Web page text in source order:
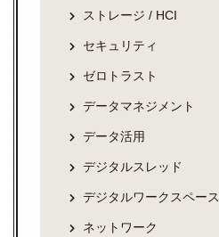
ストレージ / HCI
セキュリティ
ゼロトラスト
データマネジメント
データ活用
デジタルスレッド
デジタルワークスペース
ネットワーク